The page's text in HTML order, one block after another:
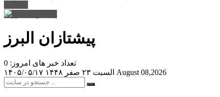
پیشتازان البرز
تعداد خبر های امروز: 0
۱۴۰۵/۰۵/۱۷
السبت ۲۳ صفر ۱۴۴۸ August 08,2026